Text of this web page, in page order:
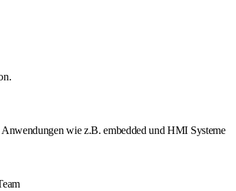
wie z.B. embedded und HMI Systeme